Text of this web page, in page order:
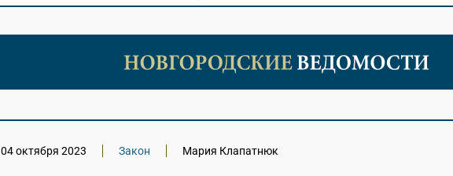
04 октября 2023 Закон Мария Клапатнюк